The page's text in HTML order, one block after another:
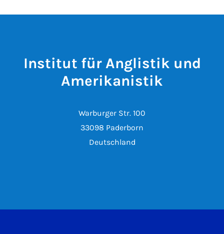
Institut für Anglistik und
Amerikanistik
Warburger Str. 100
33098 Paderborn
Deutschland